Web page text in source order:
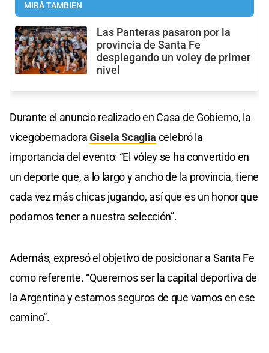
MIRÁ TAMBIÉN
Las Panteras pasaron por la
provincia de Santa Fe
desplegando un voley de primer
nivel
Durante el anuncio realizado en Casa de Gobierno, la
vicegobernadoraGisela Scaglia celebró la
importancia del evento: “El vóley se ha convertido en
un deporte que, a lo largo y ancho de la provincia, tiene
cada vez más chicas jugando, así que es un honor que
podamos tener a nuestra selección”.
Además, expresó el objetivo de posicionar a Santa Fe
como referente. “Queremos ser la capital deportiva de
la Argentina y estamos seguros de que vamos en ese
camino”.